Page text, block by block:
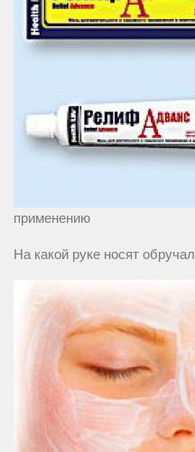
применению
На какой руке носят